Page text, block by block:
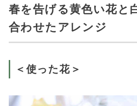
春を告げる黄色い花と
合わせたアレンジ
＜使った花＞